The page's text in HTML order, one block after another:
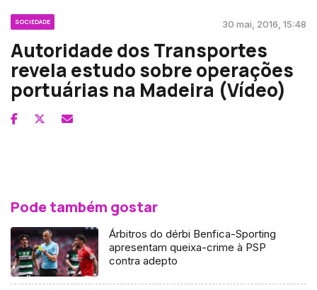
SOCIEDADE 30 mai, 2016, 15:48
Autoridade dos Transportes
revela estudo sobre operações
portuárias na Madeira (Vídeo)
Pode também gostar
Árbitros do dérbi Benfica-Sporting
apresentam queixa-crime à PSP
contra adepto